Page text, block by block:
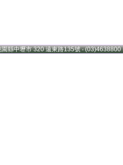
縣中壢市 320 遠東路135號 ‧ (03)4638800